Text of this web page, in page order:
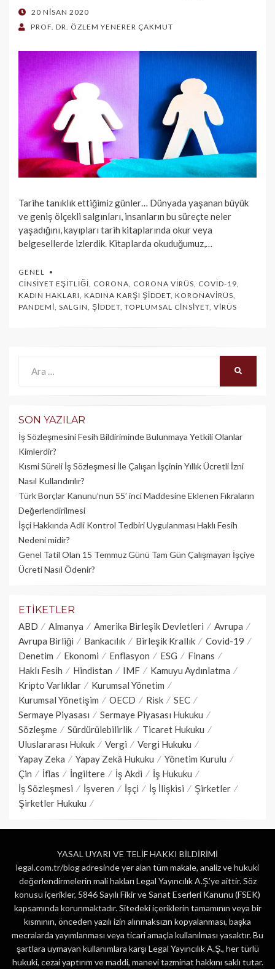
POSTED
ON
20 NISAN 2020
PROF. DR. ÖZLEM YENERER ÇAKMUT
Tarihe tanıklık ettiğimiz günler… Dünyada yaşanan büyük
ve geniş ölçekli salgınları, insanların bu süreçte neler
yaşadığını, kayıpları tarih kitaplarında okur veya
belgesellerde izlerdik. Kitaplarda okuduğumuz,…
GENEL
CINSIYET EŞITLIĞI CORONA CORONA VIRÜS COVID-19
KADIN HAKLARI KADINA KARŞI ŞIDDET KORONAVIRÜS
PANDEMI SALGIN ŞIDDET TOPLUMSAL CINSIYET VIRÜS
SON YAZILAR
İş Sözleşmesini Fesih Bildiriminde Bulunmaya Yetkili Olanlar
Kimlerdir?
Kısmi Süreli İş Sözleşmesi İle Çalışan İşçinin Yıllık Üc­retli İzni
Nasıl Kullandırılır?
Türk Borçlar Kanunu’nun 55’ inci Maddesine Eklenen Fıkraların
Değerlendirilmesi
İşçi Hakkında Adli Kontrol Tedbiri Uygulanması Haklı Fesih
Nedeni midir?
Genel Tatil Olan 15 Temmuz Günü Tam Gün Çalışmayan İşçiye
Ücreti Nasıl Ödenir?
ETIKETLER
ABD Almanya Amerika Birleşik Devletleri
Avrupa
Avrupa Birliği
Bankacılık Birleşik Krallık
Covid-19
Denetim
Ekonomi Enflasyon ESG
Finans
Haklı Fesih
Hindistan IMF
Kamuyu Aydınlatma
Kripto Varlıklar
Kurumsal Yönetim
Kurumsal Yönetişim
OECD Risk
SEC
Sermaye Piyasası
Sermaye Piyasası Hukuku
Sözleşme
Sürdürülebilirlik
Ticaret Hukuku
Uluslararası Hukuk
Vergi
Vergi Hukuku
Yapay Zeka
Yapay Zekâ Hukuku
Yönetim Kurulu
Çin
İflas İngiltere İş Akdi
İş Hukuku
İş Sözleşmesi
İşveren İşçi İş İlişkisi
Şirketler
Şirketler Hukuku
YASAL UYARI VE TELİF HAKKI BİLDİRİMİ
legal.com.tr/blog adresinde yer alan tüm makale, analiz ve hukuki
değerlendirmelerin mali hakları Legal Yayıncılık A.Ş.’ye aittir. Söz
konusu içerikler, 5846 Sayılı Fikir ve Sanat Eserleri Kanunu (FSEK)
kapsamında korunmaktadır. Sitedeki içeriklerin tamamının veya bir
kısmının, önceden yazılı izin alınmaksızın kopyalanması, başka
mecralarda yayımlanması veya ticari amaçla kullanılması yasaktır. Bu
şartlara uymayan kullanımlara karşı Legal Yayıncılık A.Ş., her türlü
hukuki, cezai yaptırım ve maddi, manevi tazminat hakkını saklı tutar.